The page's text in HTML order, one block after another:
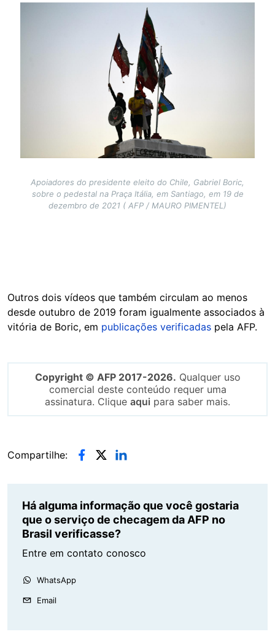
Apoiadores do presidente eleito do Chile, Gabriel Boric,
sobre o pedestal na Praça Itália, em Santiago, em 19 de
dezembro de 2021 ( AFP / MAURO PIMENTEL)
Outros dois vídeos que também circulam ao menos
desde outubro de 2019 foram igualmente associados à
vitória de Boric, em publicações verificadas pela AFP.
Copyright © AFP 2017-2026. Qualquer uso
comercial deste conteúdo requer uma
assinatura. Clique aqui para saber mais.
Compartilhe:
Há alguma informação que você gostaria
que o serviço de checagem da AFP no
Brasil verificasse?
Entre em contato conosco
WhatsApp
Email